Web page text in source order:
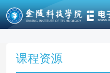
课程资源